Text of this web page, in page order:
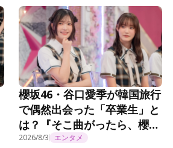
櫻坂46・谷口愛季が韓国旅行
で偶然出会った「卒業生」と
は？『そこ曲がったら、櫻
坂？』第294話
2026/8/3 エンタメ